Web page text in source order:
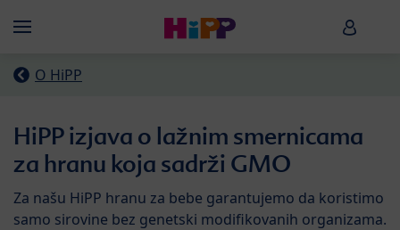
Menü HiPP
O HiPP
HiPP izjava o lažnim smernicama
za hranu koja sadrži GMO
Za našu HiPP hranu za bebe garantujemo da koristimo
samo sirovine bez genetski modifikovanih organizama.